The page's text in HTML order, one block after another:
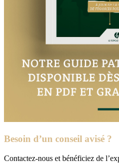
Besoin d’un conseil avisé ?
Contactez-nous et bénéficiez de